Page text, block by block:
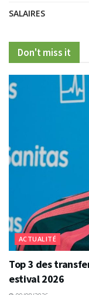
SALAIRES
Don't miss it
ACTUALITÉ
Top 3 des
estival 2026